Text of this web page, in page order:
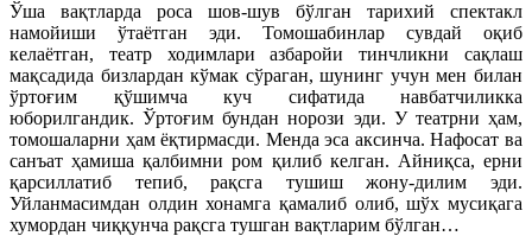
Ўша вақтларда роса шов-шув бўлган тарихий спектакл
намойиши ўтаётган эди. Томошабинлар сувдай оқиб
келаётган, театр ходимлари азбаройи тинчликни сақлаш
мақсадида бизлардан кўмак сўраган, шунинг учун мен билан
ўртоғим қўшимча куч сифатида навбатчиликка
юборилгандик. Ўртоғим бундан норози эди. У театрни ҳам,
томошаларни ҳам ёқтирмасди. Менда эса аксинча. Нафосат ва
санъат ҳамиша қалбимни ром қилиб келган. Айниқса, ерни
қарсиллатиб тепиб, рақсга тушиш жону-дилим эди.
Уйланмасимдан олдин хонамга қамалиб олиб, шўх мусиқага
хумордан чиққунча рақсга тушган вақтларим бўлган…